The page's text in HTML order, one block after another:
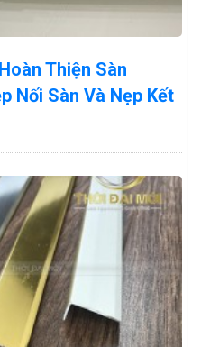
Thiện Sàn
Nối Sàn Và Nẹp Kết